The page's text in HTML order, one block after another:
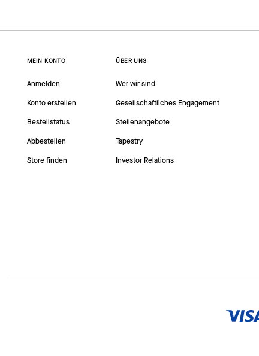
MEIN KONTO
Anmelden
Konto erstellen
Bestellstatus
Abbestellen
Store finden
ÜBER UNS
Wer wir sind
Gesellschaftliches Engagement
Stellenangebote
Tapestry
Investor Relations